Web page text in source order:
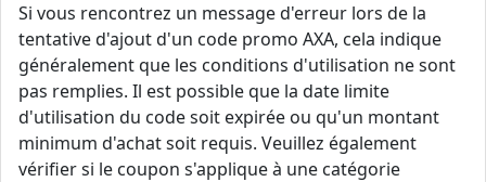
Si vous rencontrez un message d'erreur lors de la
tentative d'ajout d'un code promo AXA, cela indique
généralement que les conditions d'utilisation ne sont
pas remplies. Il est possible que la date limite
d'utilisation du code soit expirée ou qu'un montant
minimum d'achat soit requis. Veuillez également
vérifier si le coupon s'applique à une catégorie